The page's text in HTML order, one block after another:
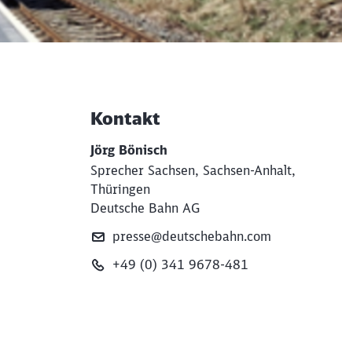
Weiterführende
Kontakt
Jörg Bönisch
Sprecher Sachsen, Sachsen-Anhalt,
Thüringen
Deutsche Bahn AG
presse@deutschebahn.com
+49 (0) 341 9678-481